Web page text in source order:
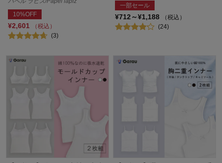
10%OFF
¥2,601
（税込）
(3)
一部セール
¥712～¥1,188
（税込）
(24)